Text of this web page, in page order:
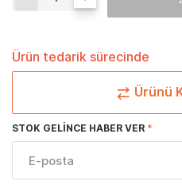
Ürün tedarik sürecinde
Ürünü
STOK GELINCE HABER VER